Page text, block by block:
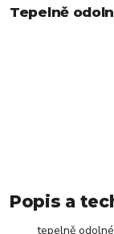
Tepelně
Popis a
tepelně